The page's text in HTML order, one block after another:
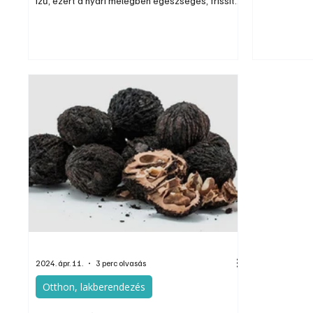
Otthon, lakberendezés
2024. ápr. 11. 3 perc olvasás